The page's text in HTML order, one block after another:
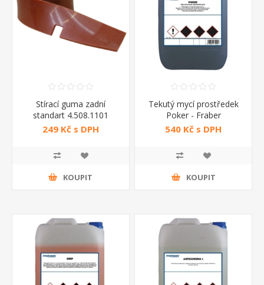
Stírací guma zadní
standart 4.508.1101
249 Kč s DPH
KOUPIT
Tekutý mycí prostředek
Poker - Fraber
540 Kč s DPH
KOUPIT